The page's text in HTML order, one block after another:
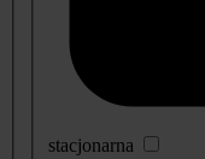
stacjonarna